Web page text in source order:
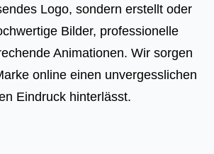
Logo, sondern erstellt oder
Bilder, professionelle
Animationen. Wir sorgen
online einen unvergesslichen
Eindruck hinterlässt.